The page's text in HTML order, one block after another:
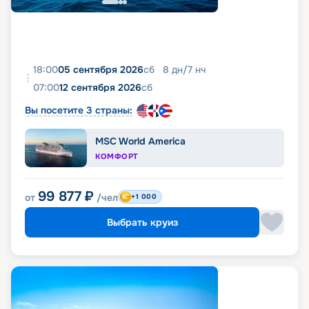
18:0005 сентября 2026сб 8 дн/7 нч
07:0012 сентября 2026сб
Вы посетите 3 страны:
MSC World America
КОМФОРТ
от 99 877 ₽ /чел +1 000
Выбрать круиз